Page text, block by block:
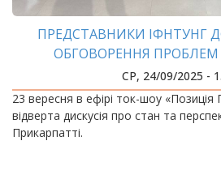
ПРЕДСТАВНИКИ ІФНТУНГ
ОБГОВОРЕННЯ ПРОБЛЕМ
СР, 24/09/2025 -
23 вересня в ефірі ток-шоу «Позиція
відверта дискусія про стан та
Прикарпатті.